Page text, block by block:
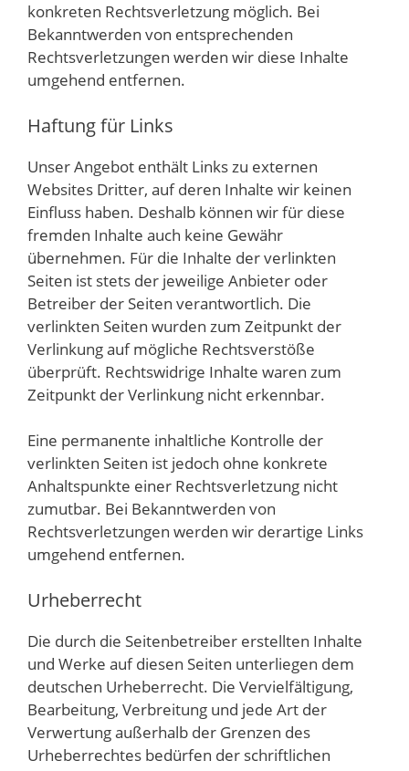
konkreten Rechtsverletzung möglich. Bei
Bekanntwerden von entsprechenden
Rechtsverletzungen werden wir diese Inhalte
umgehend entfernen.
Haftung für Links
Unser Angebot enthält Links zu externen
Websites Dritter, auf deren Inhalte wir keinen
Einfluss haben. Deshalb können wir für diese
fremden Inhalte auch keine Gewähr
übernehmen. Für die Inhalte der verlinkten
Seiten ist stets der jeweilige Anbieter oder
Betreiber der Seiten verantwortlich. Die
verlinkten Seiten wurden zum Zeitpunkt der
Verlinkung auf mögliche Rechtsverstöße
überprüft. Rechtswidrige Inhalte waren zum
Zeitpunkt der Verlinkung nicht erkennbar.
Eine permanente inhaltliche Kontrolle der
verlinkten Seiten ist jedoch ohne konkrete
Anhaltspunkte einer Rechtsverletzung nicht
zumutbar. Bei Bekanntwerden von
Rechtsverletzungen werden wir derartige Links
umgehend entfernen.
Urheberrecht
Die durch die Seitenbetreiber erstellten Inhalte
und Werke auf diesen Seiten unterliegen dem
deutschen Urheberrecht. Die Vervielfältigung,
Bearbeitung, Verbreitung und jede Art der
Verwertung außerhalb der Grenzen des
Urheberrechtes bedürfen der schriftlichen